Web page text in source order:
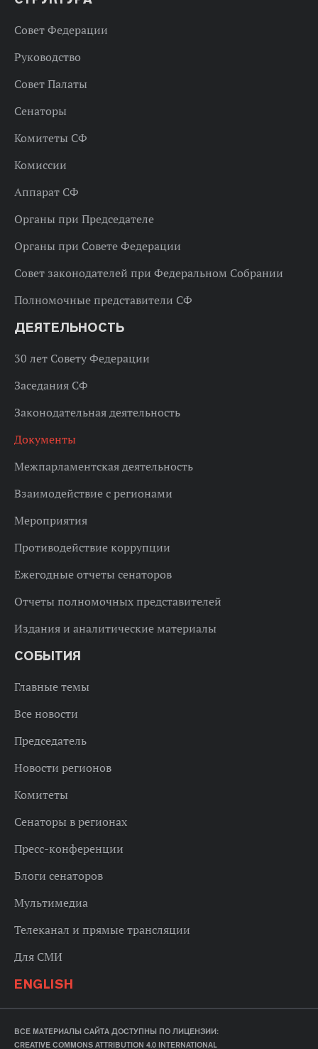
Совет Федерации
Руководство
Совет Палаты
Сенаторы
Комитеты СФ
Комиссии
Аппарат СФ
Органы при Председателе
Органы при Совете Федерации
Совет законодателей при Федеральном Собрании
Полномочные представители СФ
ДЕЯТЕЛЬНОСТЬ
30 лет Совету Федерации
Заседания СФ
Законодательная деятельность
Документы
Межпарламентская деятельность
Взаимодействие с регионами
Мероприятия
Противодействие коррупции
Ежегодные отчеты сенаторов
Отчеты полномочных представителей
Издания и аналитические материалы
СОБЫТИЯ
Главные темы
Все новости
Председатель
Новости регионов
Комитеты
Сенаторы в регионах
Пресс-конференции
Блоги сенаторов
Мультимедиа
Телеканал и прямые трансляции
Для СМИ
ENGLISH
ВСЕ МАТЕРИАЛЫ САЙТА ДОСТУПНЫ ПО ЛИЦЕНЗИИ:
CREATIVE COMMONS ATTRIBUTION 4.0 INTERNATIONAL